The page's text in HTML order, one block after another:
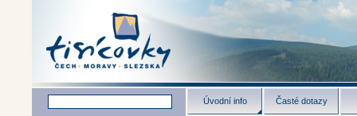
Úvodní info Časté dotazy